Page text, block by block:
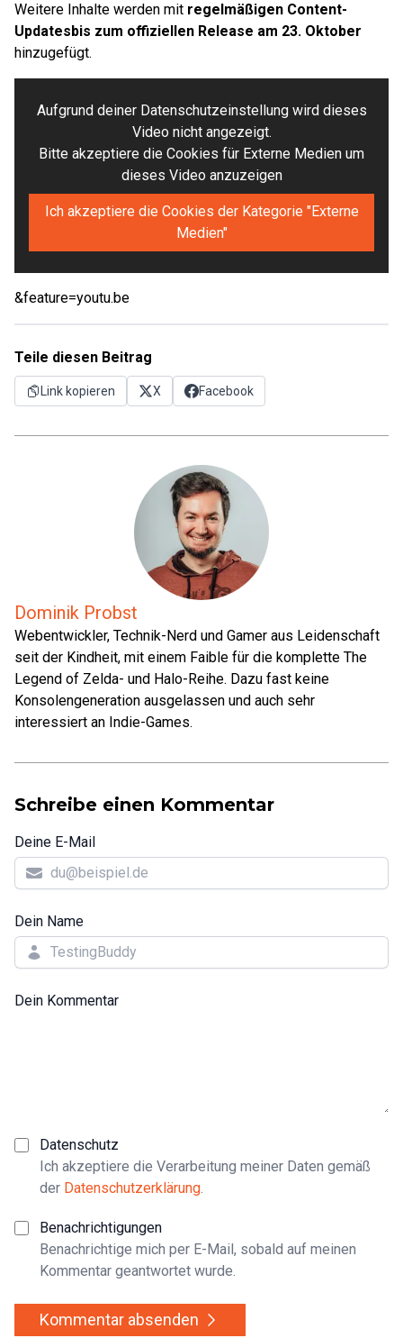
Weitere Inhalte werden mit regelmäßigen Content-
Updatesbis zum offiziellen Release am 23. Oktober
hinzugefügt.
Aufgrund deiner Datenschutzeinstellung wird dieses
Video nicht angezeigt.
Bitte akzeptiere die Cookies für Externe Medien um
dieses Video anzuzeigen
Ich akzeptiere die Cookies der Kategorie "Externe
Medien"
&feature=youtu.be
Teile diesen Beitrag
Link kopieren X Facebook
Dominik Probst
Webentwickler, Technik-Nerd und Gamer aus Leidenschaft
seit der Kindheit, mit einem Faible für die komplette The
Legend of Zelda- und Halo-Reihe. Dazu fast keine
Konsolengeneration ausgelassen und auch sehr
interessiert an Indie-Games.
Schreibe einen Kommentar
Deine E-Mail
Dein Name
Dein Kommentar
Datenschutz
Ich akzeptiere die Verarbeitung meiner Daten gemäß
der Datenschutzerklärung.
Benachrichtigungen
Benachrichtige mich per E-Mail, sobald auf meinen
Kommentar geantwortet wurde.
Kommentar absenden